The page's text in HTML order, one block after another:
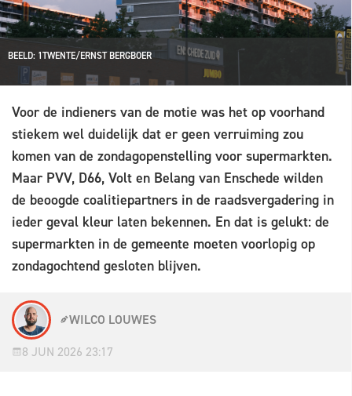
BEELD: 1TWENTE/ERNST BERGBOER
Voor de indieners van de motie was het op voorhand
stiekem wel duidelijk dat er geen verruiming zou
komen van de zondagopenstelling voor supermarkten.
Maar PVV, D66, Volt en Belang van Enschede wilden
de beoogde coalitiepartners in de raadsvergadering in
ieder geval kleur laten bekennen. En dat is gelukt: de
supermarkten in de gemeente moeten voorlopig op
zondagochtend gesloten blijven.
WILCO LOUWES
8 JUN 2026 23:17